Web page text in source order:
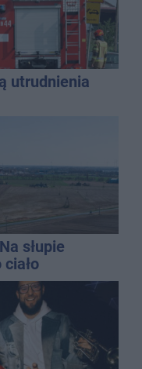
utrudnienia
słupie